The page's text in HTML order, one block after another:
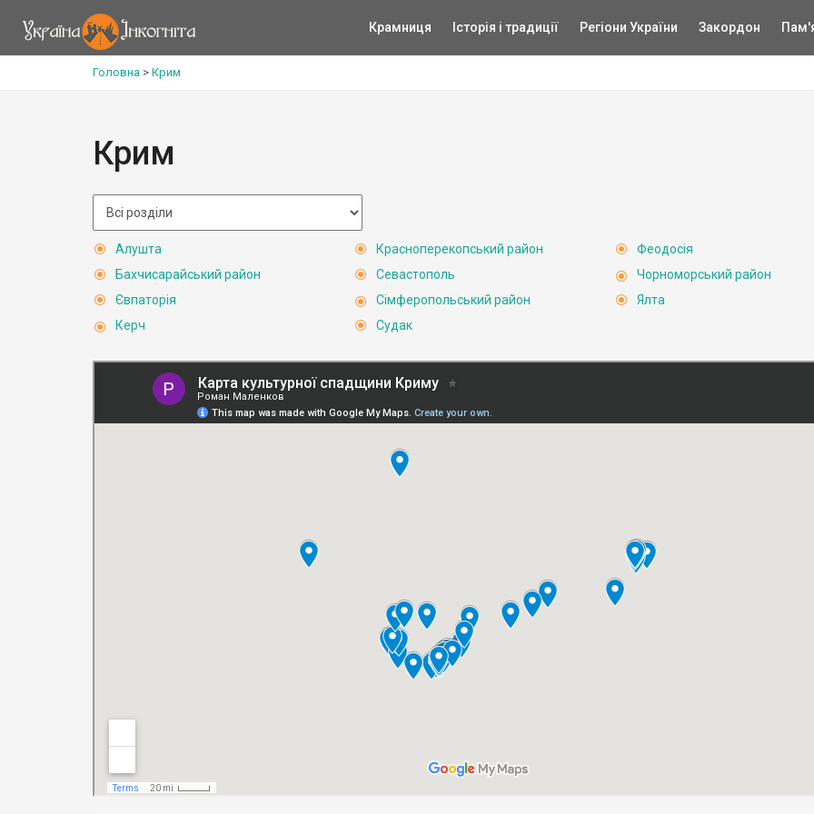
Крамниця Історія і традиції Регіони України Закордон
Головна > Крим
Крим
Алушта
Бахчисарайський район
Євпаторія
Керч
Красноперекопський район
Севастополь
Сімферопольський район
Судак
Феодосія
Чорноморський район
Ялта